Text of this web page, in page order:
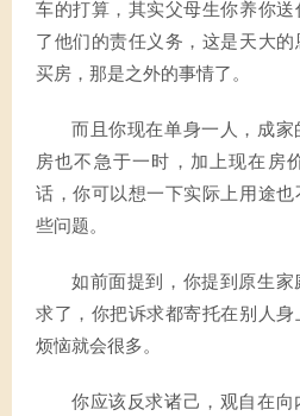
车的打算，其实父母生你养你送
了他们的责任义务，这是天大
买房，那是之外的事情了。
而且你现在单身一人，成
房也不急于一时，加上现在房
话，你可以想一下实际上用途
些问题。
如前面提到，你提到原生
求了，你把诉求都寄托在别人
烦恼就会很多。
你应该反求诸己，观自在